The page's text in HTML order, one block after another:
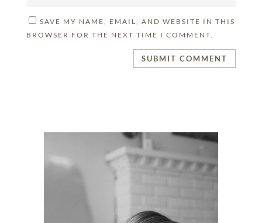
SAVE MY NAME, EMAIL, AND WEBSITE IN THIS
BROWSER FOR THE NEXT TIME I COMMENT.
SUBMIT COMMENT